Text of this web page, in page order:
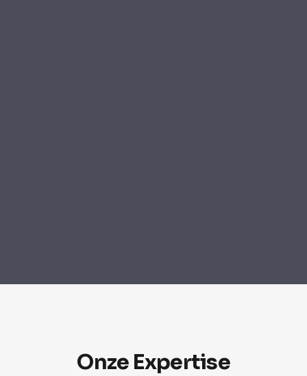
Onze Expertise